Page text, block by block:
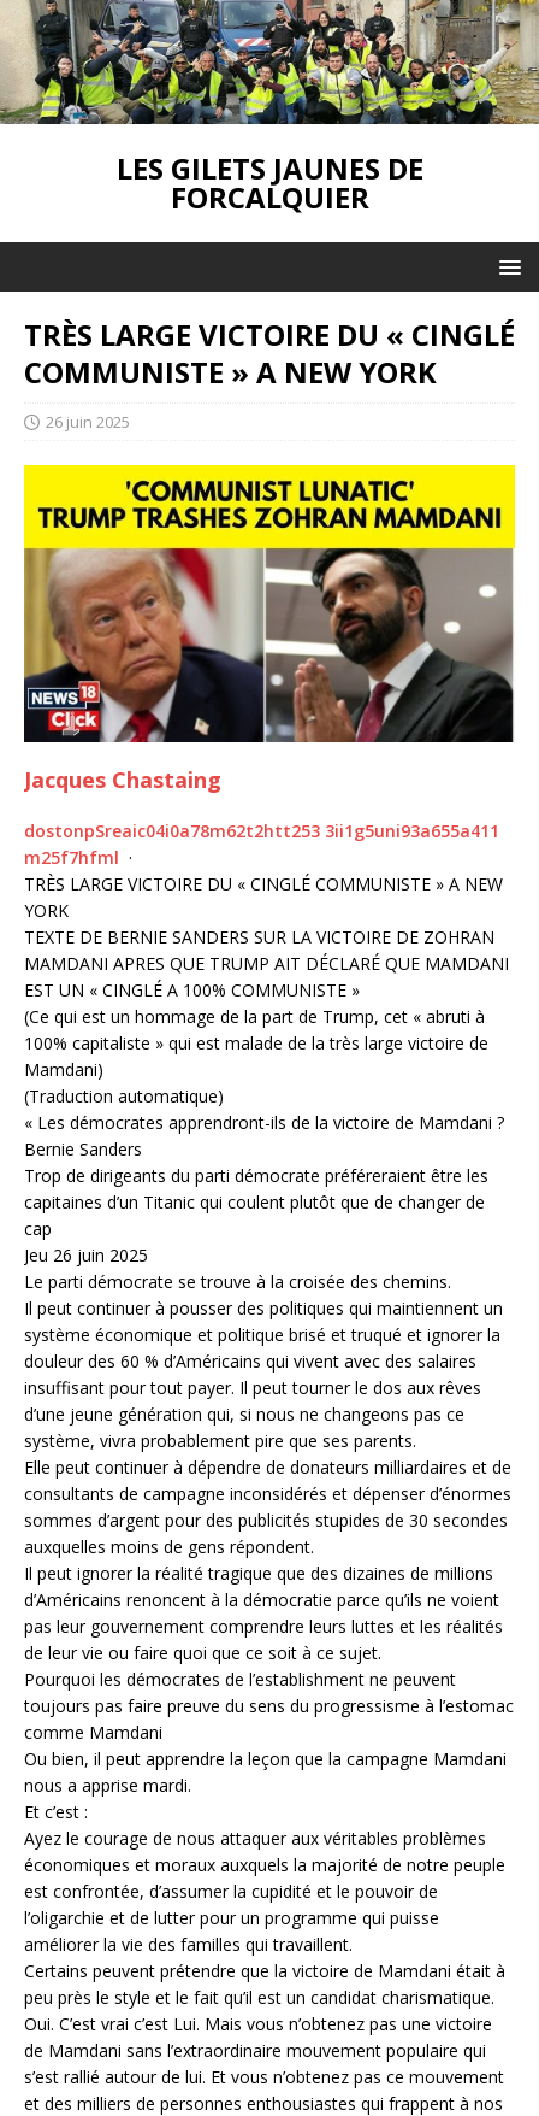
LES GILETS JAUNES DE
FORCALQUIER
TRÈS LARGE VICTOIRE DU « CINGLÉ
COMMUNISTE » A NEW YORK
26 juin 2025
Jacques Chastaing
dostonpSreaic04i0a78m62t2htt253 3ii1g5uni93a655a411
m25f7hfml ·
TRÈS LARGE VICTOIRE DU « CINGLÉ COMMUNISTE » A NEW
YORK
TEXTE DE BERNIE SANDERS SUR LA VICTOIRE DE ZOHRAN
MAMDANI APRES QUE TRUMP AIT DÉCLARÉ QUE MAMDANI
EST UN « CINGLÉ A 100% COMMUNISTE »
(Ce qui est un hommage de la part de Trump, cet « abruti à
100% capitaliste » qui est malade de la très large victoire de
Mamdani)
(Traduction automatique)
« Les démocrates apprendront-ils de la victoire de Mamdani ?
Bernie Sanders
Trop de dirigeants du parti démocrate préféreraient être les
capitaines d’un Titanic qui coulent plutôt que de changer de
cap
Jeu 26 juin 2025
Le parti démocrate se trouve à la croisée des chemins.
Il peut continuer à pousser des politiques qui maintiennent un
système économique et politique brisé et truqué et ignorer la
douleur des 60 % d’Américains qui vivent avec des salaires
insuffisant pour tout payer. Il peut tourner le dos aux rêves
d’une jeune génération qui, si nous ne changeons pas ce
système, vivra probablement pire que ses parents.
Elle peut continuer à dépendre de donateurs milliardaires et de
consultants de campagne inconsidérés et dépenser d’énormes
sommes d’argent pour des publicités stupides de 30 secondes
auxquelles moins de gens répondent.
Il peut ignorer la réalité tragique que des dizaines de millions
d’Américains renoncent à la démocratie parce qu’ils ne voient
pas leur gouvernement comprendre leurs luttes et les réalités
de leur vie ou faire quoi que ce soit à ce sujet.
Pourquoi les démocrates de l’establishment ne peuvent
toujours pas faire preuve du sens du progressisme à l’estomac
comme Mamdani
Ou bien, il peut apprendre la leçon que la campagne Mamdani
nous a apprise mardi.
Et c’est :
Ayez le courage de nous attaquer aux véritables problèmes
économiques et moraux auxquels la majorité de notre peuple
est confrontée, d’assumer la cupidité et le pouvoir de
l’oligarchie et de lutter pour un programme qui puisse
améliorer la vie des familles qui travaillent.
Certains peuvent prétendre que la victoire de Mamdani était à
peu près le style et le fait qu’il est un candidat charismatique.
Oui. C’est vrai c’est Lui. Mais vous n’obtenez pas une victoire
de Mamdani sans l’extraordinaire mouvement populaire qui
s’est rallié autour de lui. Et vous n’obtenez pas ce mouvement
et des milliers de personnes enthousiastes qui frappent à nos